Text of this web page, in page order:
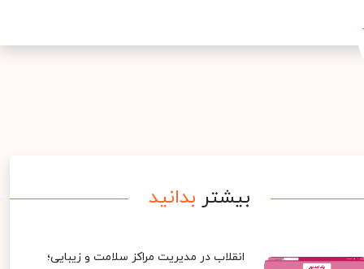
بیشتر بدانید
انقلاب در مدیریت مراکز سلامت و زیبایی؛